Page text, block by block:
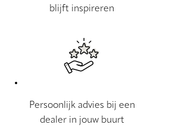
blijft inspireren
Persoonlijk advies bij een
dealer in jouw buurt